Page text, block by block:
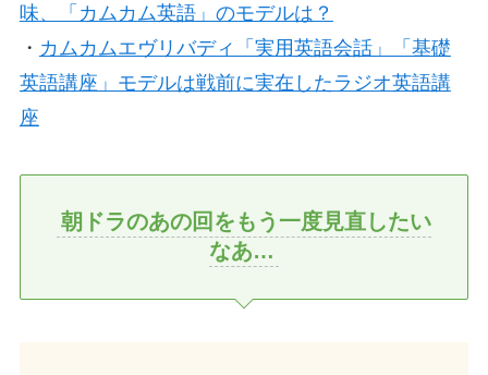
味、「カムカム英語」のモデルは？
・ カムカムエヴリバディ「実用英語会話」「基礎
英語講座」モデルは戦前に実在したラジオ英語講
座
朝ドラのあの回をもう一度見直したい
なあ…